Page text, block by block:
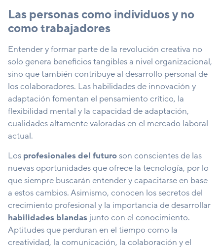
Las personas como individuos y no
como trabajadores
Entender y formar parte de la revolución creativa no
solo genera beneficios tangibles a nivel organizacional,
sino que también contribuye al desarrollo personal de
los colaboradores. Las habilidades de innovación y
adaptación fomentan el pensamiento crítico, la
flexibilidad mental y la capacidad de adaptación,
cualidades altamente valoradas en el mercado laboral
actual.
Los profesionales del futuroson conscientes de las
nuevas oportunidades que ofrece la tecnología, por lo
que siempre buscarán entender y capacitarse en base
a estos cambios. Asimismo, conocen los secretos del
crecimiento profesional y la importancia de desarrollar
habilidades blandas junto con el conocimiento.
Aptitudes que perduran en el tiempo como la
creatividad, la comunicación, la colaboración y el